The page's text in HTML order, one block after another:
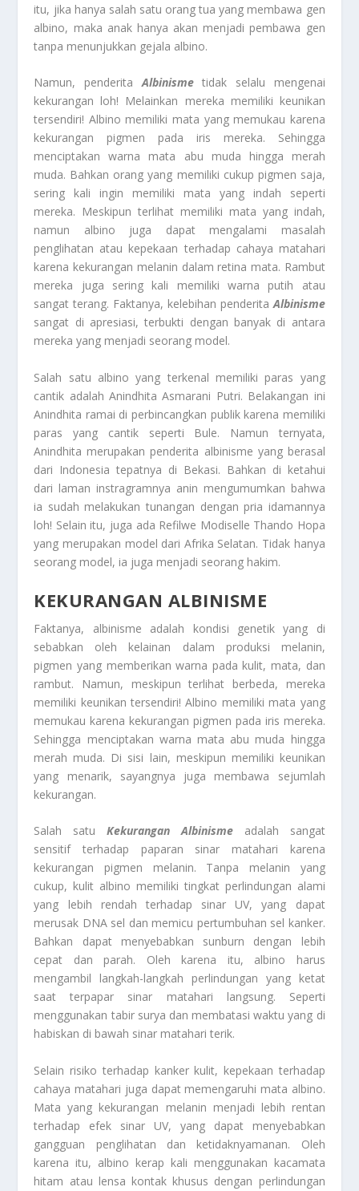
itu, jika hanya salah satu orang tua yang membawa gen
albino, maka anak hanya akan menjadi pembawa gen
tanpa menunjukkan gejala albino.
Namun, penderitaAlbinismetidak selalu mengenai
kekurangan loh! Melainkan mereka memiliki keunikan
tersendiri! Albino memiliki mata yang memukau karena
kekurangan pigmen pada iris mereka. Sehingga
menciptakan warna mata abu muda hingga merah
muda. Bahkan orang yang memiliki cukup pigmen saja,
sering kali ingin memiliki mata yang indah seperti
mereka. Meskipun terlihat memiliki mata yang indah,
namun albino juga dapat mengalami masalah
penglihatan atau kepekaan terhadap cahaya matahari
karena kekurangan melanin dalam retina mata. Rambut
mereka juga sering kali memiliki warna putih atau
sangat terang. Faktanya, kelebihan penderitaAlbinisme
sangat di apresiasi, terbukti dengan banyak di antara
mereka yang menjadi seorang model.
Salah satu albino yang terkenal memiliki paras yang
cantik adalah Anindhita Asmarani Putri. Belakangan ini
Anindhita ramai di perbincangkan publik karena memiliki
paras yang cantik seperti Bule. Namun ternyata,
Anindhita merupakan penderita albinisme yang berasal
dari Indonesia tepatnya di Bekasi. Bahkan di ketahui
dari laman instragramnya anin mengumumkan bahwa
ia sudah melakukan tunangan dengan pria idamannya
loh! Selain itu, juga ada Refilwe Modiselle Thando Hopa
yang merupakan model dari Afrika Selatan. Tidak hanya
seorang model, ia juga menjadi seorang hakim.
KEKURANGAN ALBINISME
Faktanya, albinisme adalah kondisi genetik yang di
sebabkan oleh kelainan dalam produksi melanin,
pigmen yang memberikan warna pada kulit, mata, dan
rambut. Namun, meskipun terlihat berbeda, mereka
memiliki keunikan tersendiri! Albino memiliki mata yang
memukau karena kekurangan pigmen pada iris mereka.
Sehingga menciptakan warna mata abu muda hingga
merah muda. Di sisi lain, meskipun memiliki keunikan
yang menarik, sayangnya juga membawa sejumlah
kekurangan.
Salah satuKekurangan Albinismeadalah sangat
sensitif terhadap paparan sinar matahari karena
kekurangan pigmen melanin. Tanpa melanin yang
cukup, kulit albino memiliki tingkat perlindungan alami
yang lebih rendah terhadap sinar UV, yang dapat
merusak DNA sel dan memicu pertumbuhan sel kanker.
Bahkan dapat menyebabkan sunburn dengan lebih
cepat dan parah. Oleh karena itu, albino harus
mengambil langkah-langkah perlindungan yang ketat
saat terpapar sinar matahari langsung. Seperti
menggunakan tabir surya dan membatasi waktu yang di
habiskan di bawah sinar matahari terik.
Selain risiko terhadap kanker kulit, kepekaan terhadap
cahaya matahari juga dapat memengaruhi mata albino.
Mata yang kekurangan melanin menjadi lebih rentan
terhadap efek sinar UV, yang dapat menyebabkan
gangguan penglihatan dan ketidaknyamanan. Oleh
karena itu, albino kerap kali menggunakan kacamata
hitam atau lensa kontak khusus dengan perlindungan